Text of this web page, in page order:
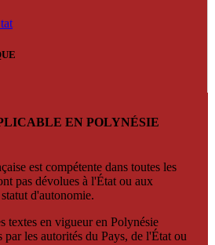
EN POLYNÉSIE
est compétente dans toutes les
pas dévolues à l'État ou aux
d'autonomie.
textes en vigueur en Polynésie
par les autorités du Pays, de l'État ou